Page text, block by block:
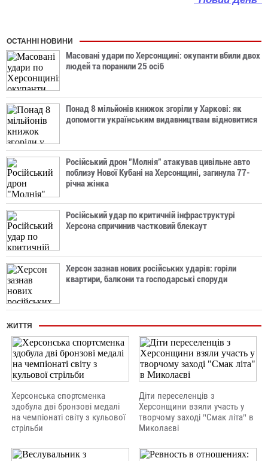
ОСТАННІ НОВИНИ
Масовані удари по Херсонщині: окупанти вбили двох
людей та поранили 25 осіб
Понад 8 мільйонів книжок згоріли у Харкові: як
допомогти українським видавництвам відновитися
Російський дрон "Молнія" атакував цивільне авто
поблизу Нової Кубані на Херсонщині, загинула 77-
річна жінка
Російський удар по критичній інфраструктурі
Херсона спричинив частковий блекаут
Херсон зазнав нових російських ударів: горіли
квартири, балкони та господарські споруди
ЖИТТЯ
Херсонська спортсменка
здобула дві бронзові медалі
на чемпіонаті світу з кульової
стрільби
Діти переселенців з
Херсонщини взяли участь у
творчому заході "Смак літа" в
Миколаєві